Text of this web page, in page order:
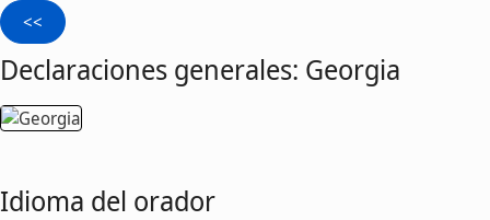
Declaraciones generales: Georgia
Idioma del orador